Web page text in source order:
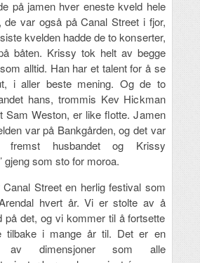
på jamen hver eneste kveld hele
de var også på Canal Street i fjor,
kvelden hadde de to konserter,
båten. Krissy tok helt av begge
alltid. Han har et talent for å se
i aller beste mening. Og de to
hans, trommis Kev Hickman
Sam Weston, er like flotte. Jamen
var på Bankgården, og det var
husbandet og Krissy
gjeng som sto for moroa.
Street en herlig festival som
hvert år. Vi er stolte av å
det, og vi kommer til å fortsette
tilbake i mange år til. Det er en
av dimensjoner som alle